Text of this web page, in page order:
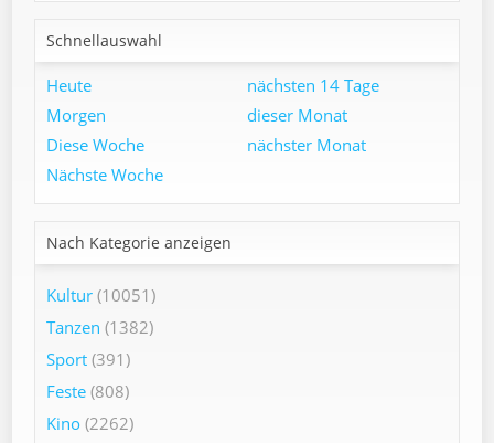
Schnellauswahl
Heute
Morgen
Diese Woche
Nächste Woche
nächsten 14 Tage
dieser Monat
nächster Monat
Nach Kategorie anzeigen
Kultur (10051)
Tanzen (1382)
Sport (391)
Feste (808)
Kino (2262)